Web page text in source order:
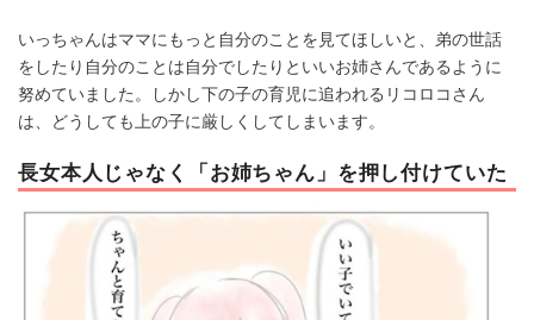
いっちゃんはママにもっと自分のことを見てほしいと、弟の世話
をしたり自分のことは自分でしたりといいお姉さんであるように
努めていました。しかし下の子の育児に追われるリコロコさん
は、どうしても上の子に厳しくしてしまいます。
長女本人じゃなく「お姉ちゃん」を押し付けていた